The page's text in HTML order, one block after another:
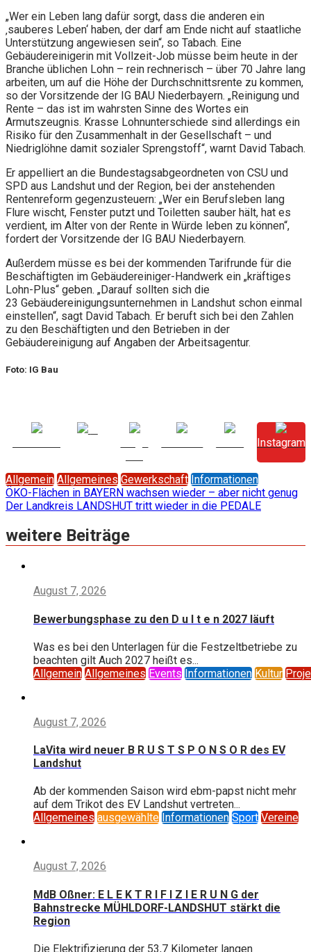
„Wer ein Leben lang dafür sorgt, dass die anderen ein
‚sauberes Leben‘ haben, der darf am Ende nicht auf staatliche
Unterstützung angewiesen sein“, so Tabach. Eine
Gebäudereinigerin mit Vollzeit-Job müsse beim heute in der
Branche üblichen Lohn – rein rechnerisch – über 70 Jahre lang
arbeiten, um auf die Höhe der Durchschnittsrente zu kommen,
so der Vorsitzende der IG BAU Niederbayern. „Reinigung und
Rente – das ist im wahrsten Sinne des Wortes ein
Armutszeugnis. Krasse Lohnunterschiede sind allerdings ein
Risiko für den Zusammenhalt in der Gesellschaft – und
Niedriglöhne damit sozialer Sprengstoff“, warnt David Tabach.
Er appelliert an die Bundestagsabgeordneten von CSU und
SPD aus Landshut und der Region, bei der anstehenden
Rentenreform gegenzusteuern: „Wer ein Berufsleben lang
Flure wischt, Fenster putzt und Toiletten sauber hält, hat es
verdient, im Alter von der Rente in Würde leben zu können“,
fordert der Vorsitzende der IG BAU Niederbayern.
Außerdem müsse es bei der kommenden Tarifrunde für die
Beschäftigten im Gebäudereiniger-Handwerk ein „kräftiges
Lohn-Plus“ geben. „Darauf sollten sich die
23 Gebäudereinigungsunternehmen in Landshut schon einmal
einstellen“, sagt David Tabach. Er beruft sich bei den Zahlen
zu den Beschäftigten und den Betrieben in der
Gebäudereinigung auf Angaben der Arbeitsagentur.
Foto: IG Bau
Instagram
Allgemein Allgemeines Gewerkschaft Informationen
Beitragsnavigation
ÖKO-Flächen in BAYERN wachsen wieder – aber nicht genug
Der Landkreis LANDSHUT tritt wieder in die PEDALE
weitere Beiträge
August 7, 2026
Bewerbungsphase zu den D u l t e n 2027 läuft
Was es bei den Unterlagen für die Festzeltbetriebe zu
beachten gilt Auch 2027 heißt es...
Allgemein Allgemeines Events Informationen Kultur
August 7, 2026
LaVita wird neuer B R U S T S P O N S O R des EV
Landshut
Ab der kommenden Saison wird ebm-papst nicht mehr
auf dem Trikot des EV Landshut vertreten...
Allgemeines ausgewählte Informationen Sport Vereine
August 7, 2026
MdB Oßner: E L E K T R I F I Z I E R U N G der
Bahnstrecke MÜHLDORF-LANDSHUT stärkt die
Region
Die Elektrifizierung der 53,7 Kilometer langen